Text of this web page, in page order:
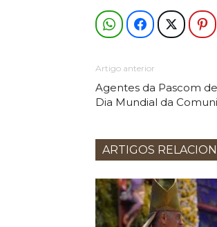
Artigo anterior
Agentes da Pascom
Dia Mundial da
ARTIGOS